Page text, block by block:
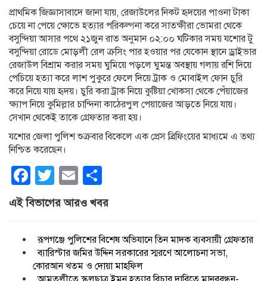
প্রাথমিক জিজ্ঞাসাবাদে জানা যায়, রেজাউলের নিকট হৃদয়ের পাওনা টাকা
চেয়ে না পেয়ে ক্ষোভে হত্যার পরিকল্পনা করে সাতক্ষীরা ভোমরা থেকে
বসুন্দিয়া আসার পথে ২১জুন রাত অনুমান ০২:০০ ঘটিকার সময় যশোর টু
বসুন্দিয়া রোডে মোড়লী রেল ক্রসিং পার হওয়ার পর যেকোন স্থানে ড্রাইভার
রেজাউল বিশ্রাম করার সময় ঘুমিয়ে পড়লে ঘুমন্ত অবস্থায় গলায় রশি দিয়ে
পেচিয়ে হত্যা করে লাশ পুকুরে ফেলে দিয়ে ট্রাক ও মোবাইল ফোন চুরি
করে নিয়ে যায় হৃদয়। চুরি করা ট্রাক নিয়ে কুষ্টিয়া খোকসা থেকে পেঁয়াজের
ক্ষ্যাপ নিয়ে কুমিল্লার চান্দিনা কাঠেরপুল পেয়াজের আড়তে নিয়ে যায়।
সেখান থেকেই তাকে গ্রেফতার করা হয়।
যশোর জেলা পুলিশ শুক্রবার বিকেলে এক প্রেস ব্রিফিংয়ের মাধ্যমে এ তথ্য
নিশ্চিত করেছেন।
Facebook
Twitter
Email
এই বিভাগের আরও খবর
রূপগঞ্জে পুলিশের বিশেষ অভিযানে তিন মাদক ব্যবসায়ী গ্রেফতার
ব্যারিস্টার জমির উদ্দিন সরকারের স্মরণে আলোচনা সভা,
কোরআন খতম ও দোয়া মাহফিল